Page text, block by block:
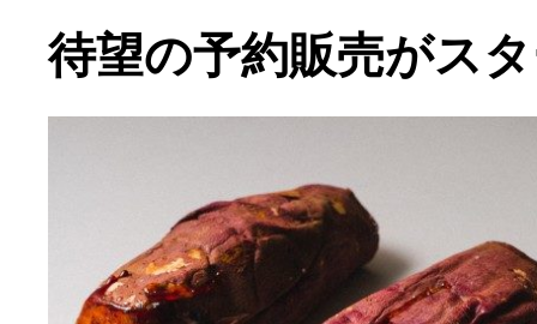
待望の予約販売がス